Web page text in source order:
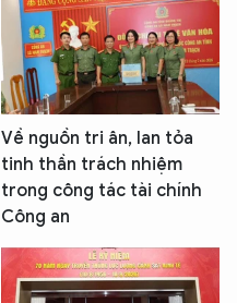
Về nguồn tri ân, lan tỏa
tinh thần trách nhiệm
trong công tác tài chính
Công an